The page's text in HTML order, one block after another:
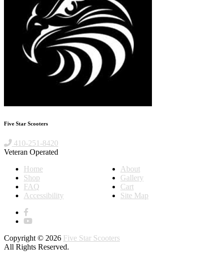
Five Star Scooters
410-251-8420
Veteran Operated
Home
About
Shop
Gallery
FAQ
Cart
Accessibility
Site Map
Copyright © 2026 Five Star Scooters
All Rights Reserved.